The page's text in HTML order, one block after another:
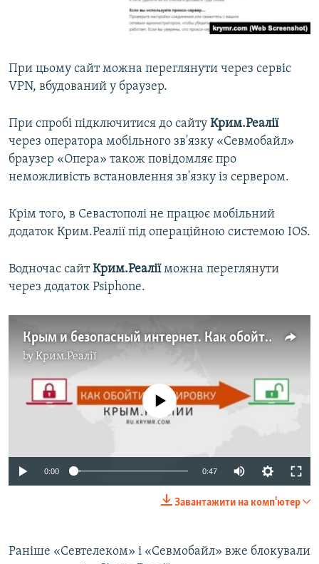
При цьому сайт можна переглянути через сервіс
VPN, вбудований у браузер.
При спробі підключитися до сайту Крим.Реалії
через оператора мобільного зв'язку «Севмобайл»
браузер «Опера» також повідомляє про
неможливість встановлення зв'язку із сервером.
Крім того, в Севастополі не працює мобільний
додаток Крим.Реалії під операційною системою IOS.
Водночас сайтКрим.Реаліїможна переглянути
через додаток Psiphone.
Крым и безопасный интернет. Как обойти блокировку Крым.Реалии (видео)
byКрим.Реалії
No media source currently available
0:00 0:47
Завантажити на комп'ютер
Раніше «Севтелеком» і «Севмобайл» вже блокували